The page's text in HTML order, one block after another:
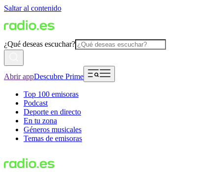
Saltar al contenido
¿Qué deseas escuchar?
Abrir appDescubre Prime
Top 100 emisoras
Podcast
Deporte en directo
En tu zona
Géneros musicales
Temas de emisoras